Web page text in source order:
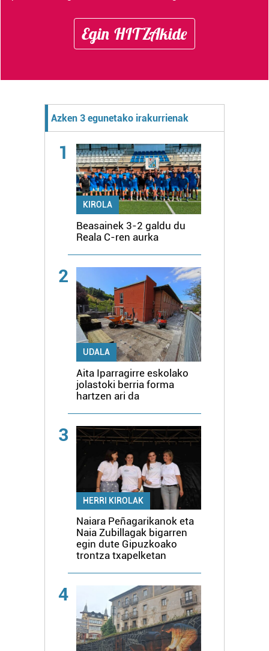
Egin HITZAkide
Azken 3 egunetako irakurrienak
1
KIROLA
Beasainek 3-2 galdu du
Reala C-ren aurka
2
UDALA
Aita Iparragirre eskolako
jolastoki berria forma
hartzen ari da
3
HERRI KIROLAK
Naiara Peñagarikanok eta
Naia Zubillagak bigarren
egin dute Gipuzkoako
trontza txapelketan
4